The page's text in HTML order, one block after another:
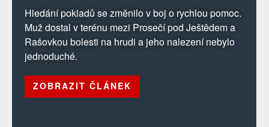
Hledání pokladů se změnilo v boj o rychlou pomoc.
Muž dostal v terénu mezi Prosečí pod Ještědem a
Rašovkou bolesti na hrudi a jeho nalezení nebylo
jednoduché.
ZOBRAZIT ČLÁNEK